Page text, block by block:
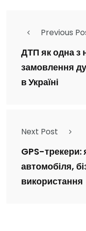
Previous
ДТП як одна з
замовлення
в Україні
Next Post
GPS-трекери:
автомобіля,
використання